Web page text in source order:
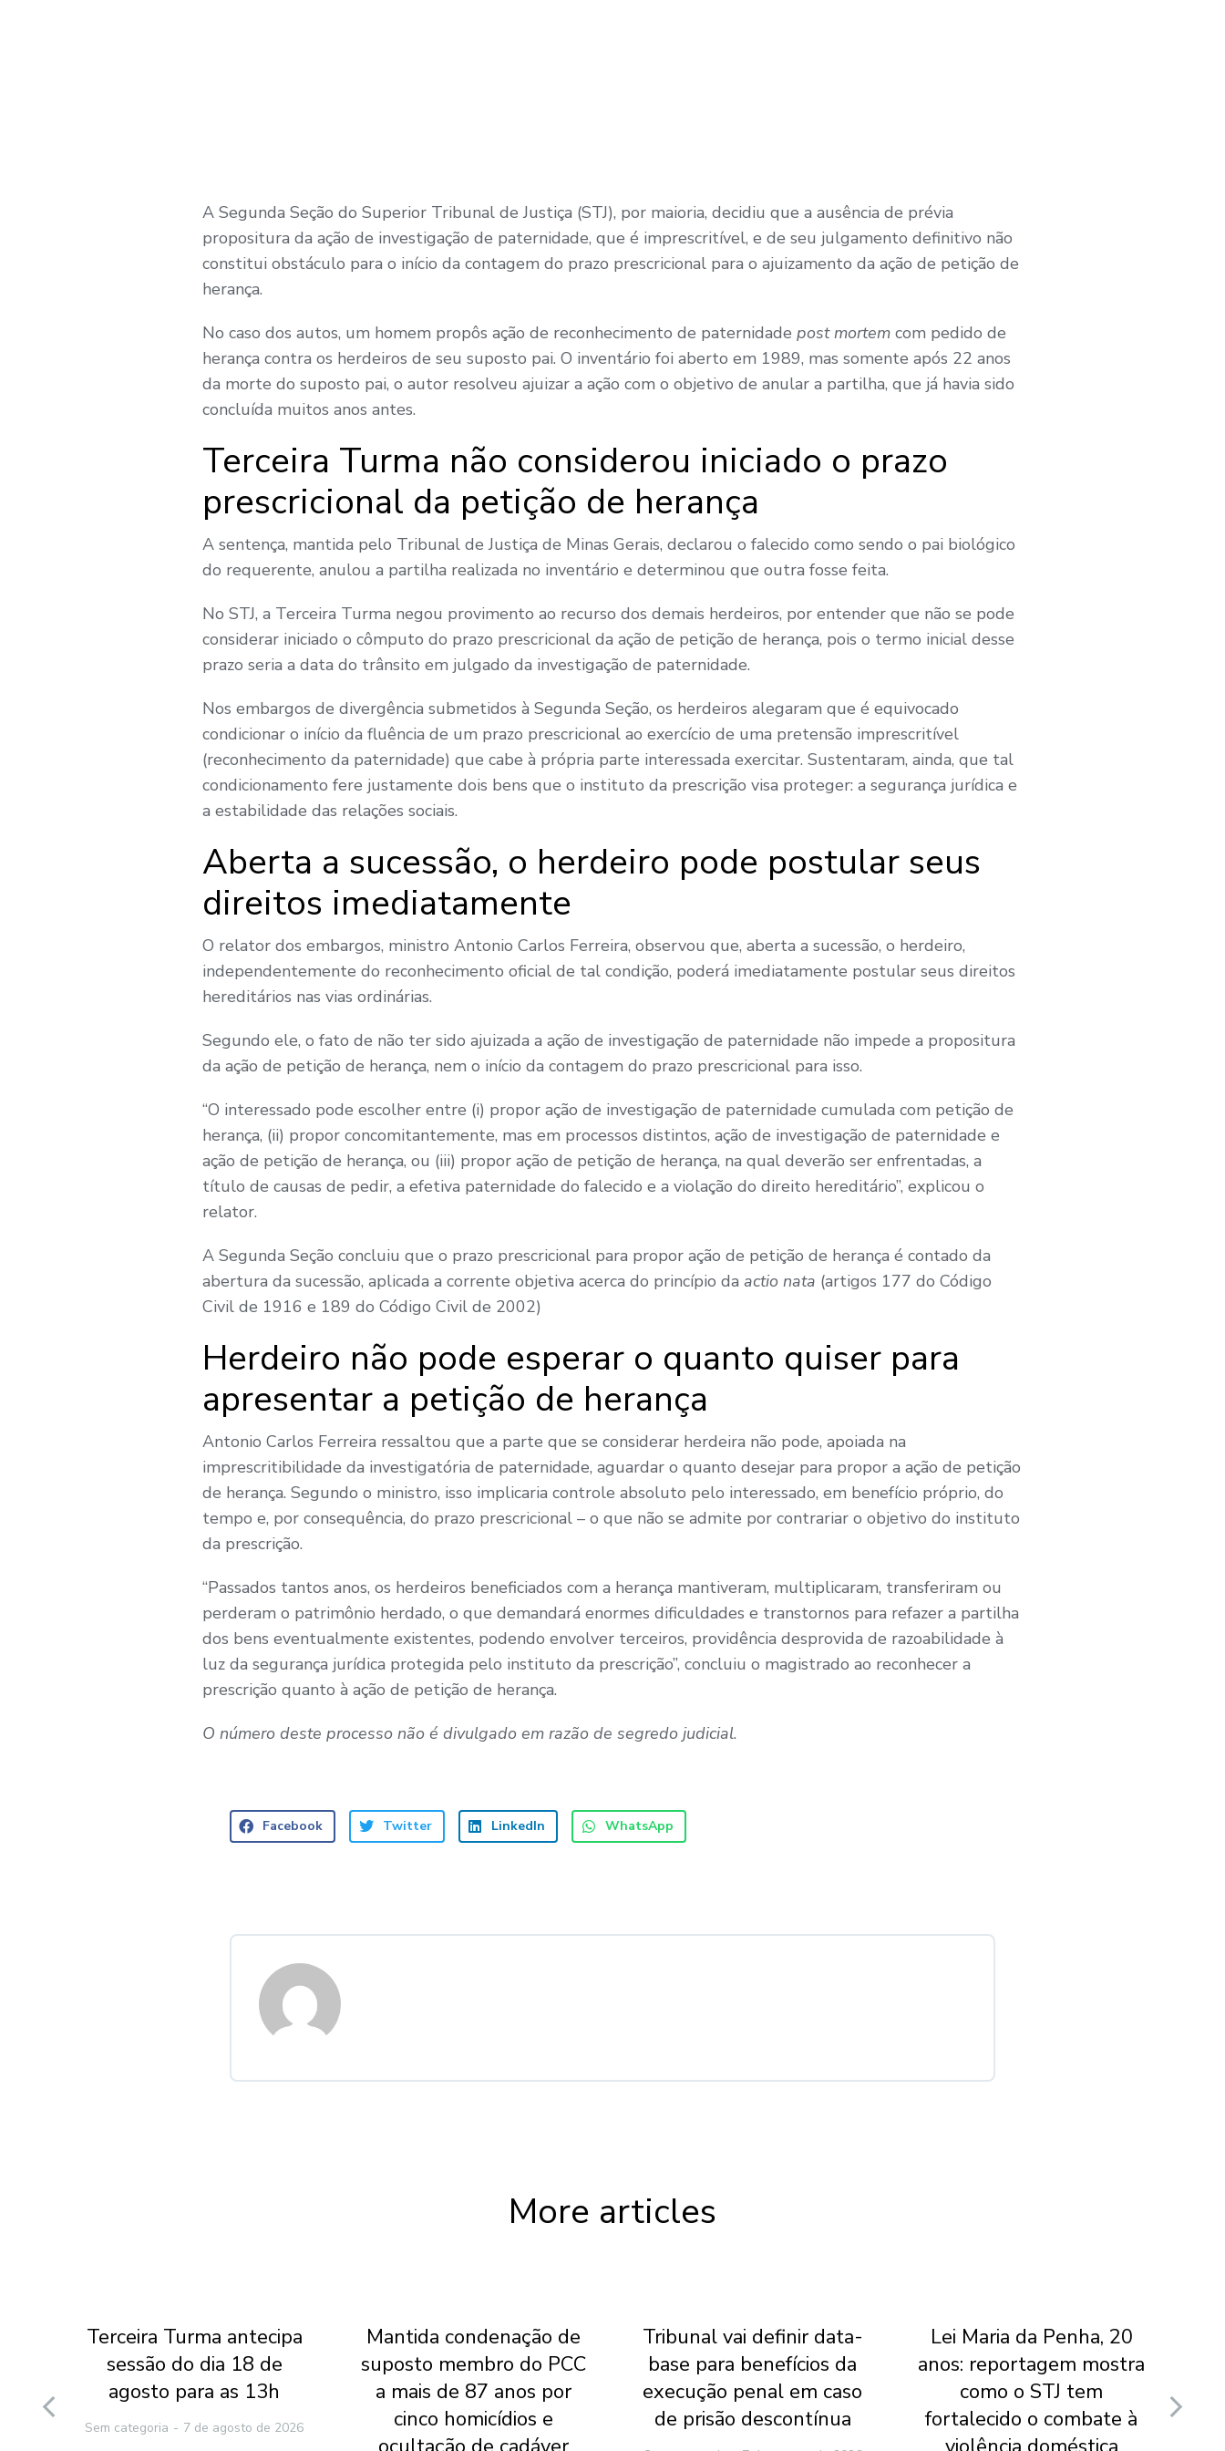
A Segunda Seção do Superior Tribunal de Justiça (STJ), por maioria, decidiu que a ausência de prévia
propositura da ação de investigação de paternidade, que é imprescritível, e de seu julgamento definitivo não
constitui obstáculo para o início da contagem do prazo prescricional para o ajuizamento da ação de petição de
herança.
No caso dos autos, um homem propôs ação de reconhecimento de paternidade post mortem com pedido de
herança contra os herdeiros de seu suposto pai. O inventário foi aberto em 1989, mas somente após 22 anos
da morte do suposto pai, o autor resolveu ajuizar a ação com o objetivo de anular a partilha, que já havia sido
concluída muitos anos antes.
Terceira Turma não considerou iniciado o prazo
prescricional da petição de herança
A sentença, mantida pelo Tribunal de Justiça de Minas Gerais, declarou o falecido como sendo o pai biológico
do requerente, anulou a partilha realizada no inventário e determinou que outra fosse feita.
No STJ, a Terceira Turma negou provimento ao recurso dos demais herdeiros, por entender que não se pode
considerar iniciado o cômputo do prazo prescricional da ação de petição de herança, pois o termo inicial desse
prazo seria a data do trânsito em julgado da investigação de paternidade.
Nos embargos de divergência submetidos à Segunda Seção, os herdeiros alegaram que é equivocado
condicionar o início da fluência de um prazo prescricional ao exercício de uma pretensão imprescritível
(reconhecimento da paternidade) que cabe à própria parte interessada exercitar. Sustentaram, ainda, que tal
condicionamento fere justamente dois bens que o instituto da prescrição visa proteger: a segurança jurídica e
a estabilidade das relações sociais.
Aberta a sucessão, o herdeiro pode postular seus
direitos imediatamente
O relator dos embargos, ministro Antonio Carlos Ferreira, observou que, aberta a sucessão, o herdeiro,
independentemente do reconhecimento oficial de tal condição, poderá imediatamente postular seus direitos
hereditários nas vias ordinárias.
Segundo ele, o fato de não ter sido ajuizada a ação de investigação de paternidade não impede a propositura
da ação de petição de herança, nem o início da contagem do prazo prescricional para isso.
“O interessado pode escolher entre (i) propor ação de investigação de paternidade cumulada com petição de
herança, (ii) propor concomitantemente, mas em processos distintos, ação de investigação de paternidade e
ação de petição de herança, ou (iii) propor ação de petição de herança, na qual deverão ser enfrentadas, a
título de causas de pedir, a efetiva paternidade do falecido e a violação do direito hereditário”, explicou o
relator.
A Segunda Seção concluiu que o prazo prescricional para propor ação de petição de herança é contado da
abertura da sucessão, aplicada a corrente objetiva acerca do princípio da actio nata (artigos 177 do Código
Civil de 1916 e 189 do Código Civil de 2002)
Herdeiro não pode esperar o quanto quiser para
apresentar a petição de herança
Antonio Carlos Ferreira ressaltou que a parte que se considerar herdeira não pode, apoiada na
imprescritibilidade da investigatória de paternidade, aguardar o quanto desejar para propor a ação de petição
de herança. Segundo o ministro, isso implicaria controle absoluto pelo interessado, em benefício próprio, do
tempo e, por consequência, do prazo prescricional – o que não se admite por contrariar o objetivo do instituto
da prescrição.
“Passados tantos anos, os herdeiros beneficiados com a herança mantiveram, multiplicaram, transferiram ou
perderam o patrimônio herdado, o que demandará enormes dificuldades e transtornos para refazer a partilha
dos bens eventualmente existentes, podendo envolver terceiros, providência desprovida de razoabilidade à
luz da segurança jurídica protegida pelo instituto da prescrição”, concluiu o magistrado ao reconhecer a
prescrição quanto à ação de petição de herança.
O número deste processo não é divulgado em razão de segredo judicial.
Facebook Twitter LinkedIn WhatsApp
More articles
Terceira Turma antecipa
sessão do dia 18 de
agosto para as 13h
Sem categoria 7 de agosto de 2026
Mantida condenação de
suposto membro do PCC
a mais de 87 anos por
cinco homicídios e
Tribunal vai definir data-
base para benefícios da
execução penal em caso
de prisão descontínua
Lei Maria da Penha, 20
anos: reportagem mostra
como o STJ tem
fortalecido o combate à